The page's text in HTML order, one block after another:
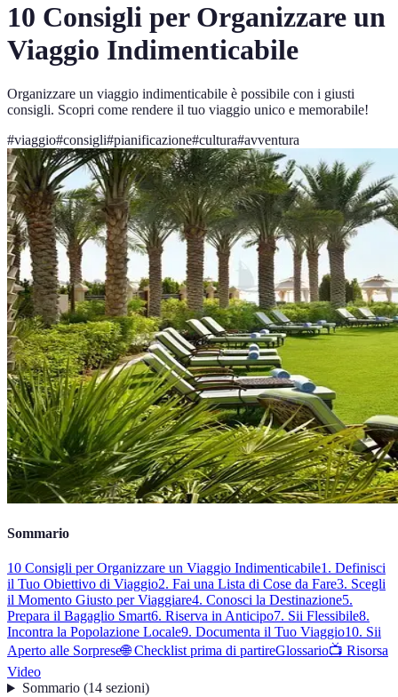
10 Consigli per Organizzare un
Viaggio Indimenticabile
Organizzare un viaggio indimenticabile è possibile con i giusti
consigli. Scopri come rendere il tuo viaggio unico e memorabile!
#viaggio#consigli#pianificazione#cultura#avventura
Sommario
10 Consigli per Organizzare un Viaggio Indimenticabile1. Definisci
il Tuo Obiettivo di Viaggio2. Fai una Lista di Cose da Fare3. Scegli
il Momento Giusto per Viaggiare4. Conosci la Destinazione5.
Prepara il Bagaglio Smart6. Riserva in Anticipo7. Sii Flessibile8.
Incontra la Popolazione Locale9. Documenta il Tuo Viaggio10. Sii
Aperto alle Sorprese🌐 Checklist prima di partireGlossario📺 Risorsa
Video
Sommario(14 sezioni)